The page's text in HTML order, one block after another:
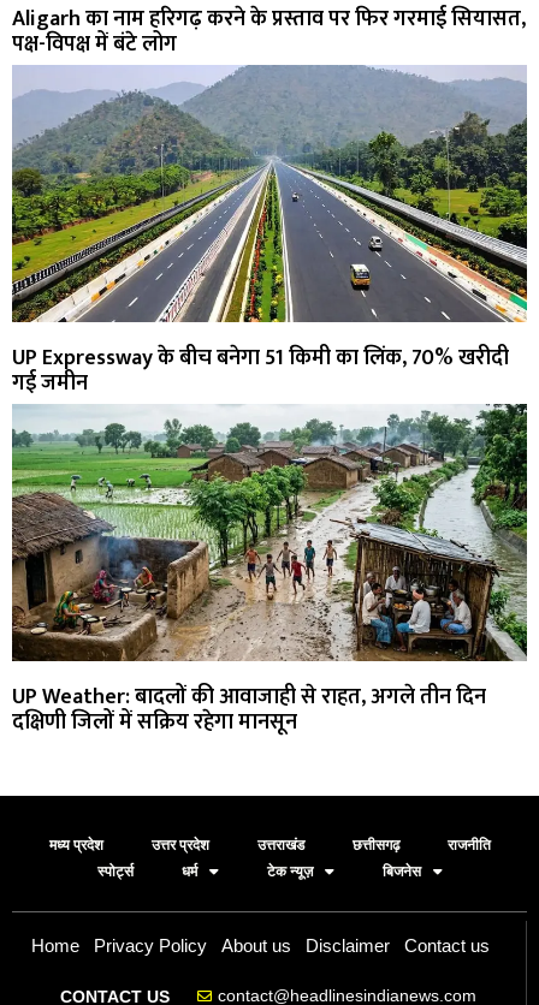
Aligarh का नाम हरिगढ़ करने के प्रस्ताव पर फिर गरमाई सियासत,
पक्ष-विपक्ष में बंटे लोग
UP Expressway के बीच बनेगा 51 किमी का लिंक, 70% खरीदी
गई जमीन
UP Weather: बादलों की आवाजाही से राहत, अगले तीन दिन
दक्षिणी जिलों में सक्रिय रहेगा मानसून
मध्य प्रदेश उत्तर प्रदेश उत्तराखंड छत्तीसगढ़
राजनीति
स्पोर्ट्स
धर्म टेक न्यूज़ बिजनेस
Home Privacy Policy About us Disclaimer Contact us
CONTACT US contact@headlinesindianews.com